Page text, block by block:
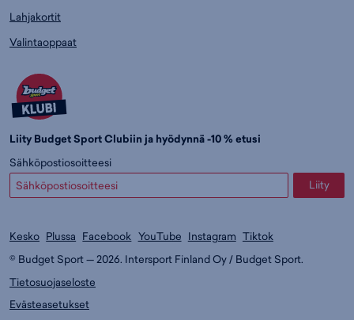
Lahjakortit
Valintaoppaat
Liity Budget Sport Clubiin ja hyödynnä -10 % etusi
Sähköpostiosoitteesi
Liity
Kesko Plussa Facebook YouTube Instagram Tiktok
© Budget Sport — 2026. Intersport Finland Oy / Budget Sport.
Tietosuojaseloste
Evästeasetukset